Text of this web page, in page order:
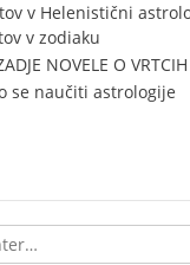
v Helenistični
v zodiaku
NOVELE O VRTCIH
se naučiti astrologije